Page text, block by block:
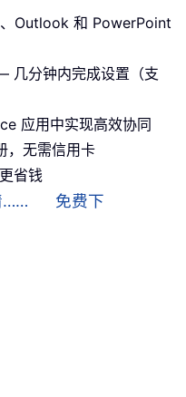
Outlook 和 PowerPoint
几分钟内完成设置（支
应用中实现高效协同
无需信用卡
省钱
……
免费下